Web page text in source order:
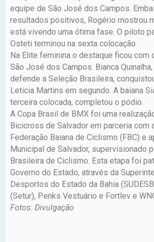
equipe de São José dos Campos.
resultados positivos, Rogério mostrou
está vivendo uma ótima fase. O piloto
Osteti terminou na sexta colocação.
Na Elite feminina o destaque ficou com
São José dos Campos. Bianca
defende a Seleção Brasileira,
Leticia Martins em segundo. A baiana
terceira colocada, completou o pódio.
A Copa Brasil de BMX foi uma
Bicicross de Salvador em parceria com
Federação Baiana de Ciclismo (FBC) e
Municipal de Salvador, supervisionado
Brasileira de Ciclismo. Esta etapa foi
Governo do Estado, através da
Desportos do Estado da Bahia
(Setur), Penks Vestuário e Fortlev e
Fotos: Divulgação